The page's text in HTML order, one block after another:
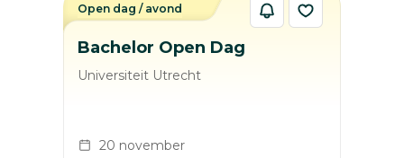
Bachelor Open Dag
Universiteit Utrecht
20 november
Open dag / avond